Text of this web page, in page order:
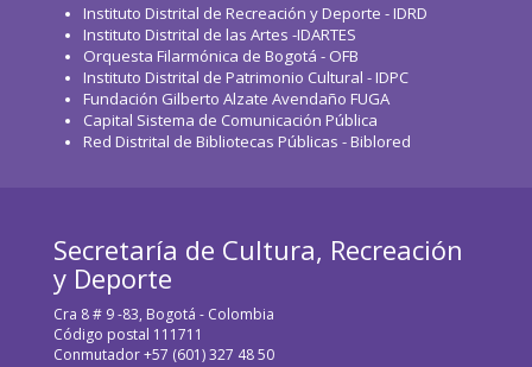
Instituto Distrital de Recreación y Deporte - IDRD
Instituto Distrital de las Artes -IDARTES
Orquesta Filarmónica de Bogotá - OFB
Instituto Distrital de Patrimonio Cultural - IDPC
Fundación Gilberto Alzate Avendaño FUGA
Capital Sistema de Comunicación Pública
Red Distrital de Bibliotecas Públicas - Biblored
Secretaría de Cultura, Recreación
y Deporte
Cra 8 # 9 -83, Bogotá - Colombia
Código postal 111711
Conmutador +57 (601) 327 48 50